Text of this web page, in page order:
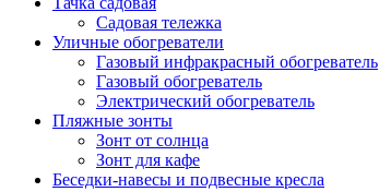
Садовая тележка
Уличные обогреватели
Газовый инфракрасный обогреватель
Газовый обогреватель
Электрический обогреватель
Пляжные зонты
Зонт от солнца
Зонт для кафе
Беседки-навесы и подвесные кресла